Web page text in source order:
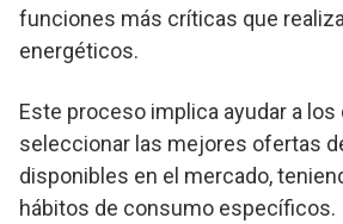
funciones más críticas que
energéticos.
Este proceso implica ayudar a los
seleccionar las mejores ofertas
disponibles en el mercado,
hábitos de consumo específicos.